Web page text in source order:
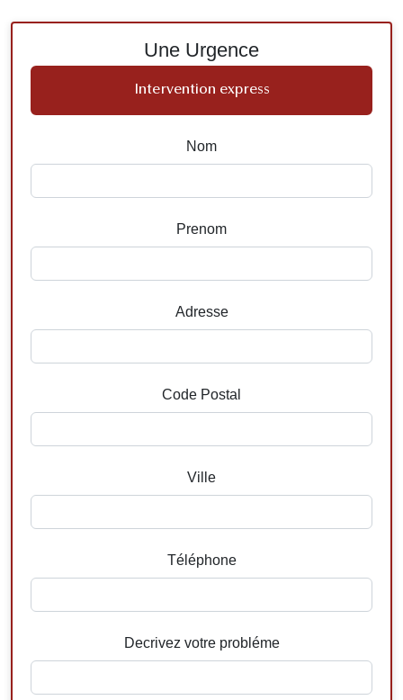
Une Urgence
Intervention express
Nom
Prenom
Adresse
Code Postal
Ville
Téléphone
Decrivez votre probléme